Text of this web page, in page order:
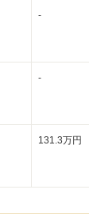
-
-
131.3万円